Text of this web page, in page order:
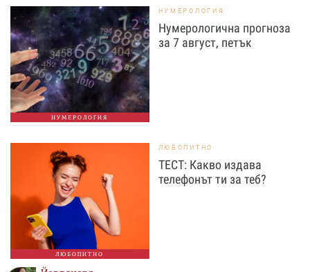
НУМЕРОЛОГИЯ
НУМЕРОЛОГИЯ
Нумерологична прогноза
за 7 август, петък
ЛЮБОПИТНО
ЛЮБОПИТНО
ТЕСТ: Какво издава
телефонът ти за теб?